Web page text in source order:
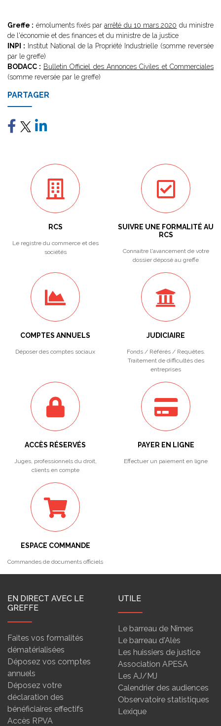
Greffe : émoluments fixés pararrêté du 10 mars 2020 du ministre
de l'économie et des finances et du ministre de la justice
INPI : Institut National de la Propriété Industrielle (somme reversée
par le greffe)
BODACC : Bulletin Officiel des Annonces Civiles et Commerciales
(somme reversée par le greffe)
PARTAGER
RCS
Le registre du commerce et des
sociétés
SUIVRE UNE FORMALITÉ AU
RCS
Connaitre l'avancement de votre
dossier déposé au greffe
COMPTES ANNUELS
Déposer des comptes sociaux
JUDICIAIRE
Fonds / Référés / Requêtes.
Traitement de difficultés des
entreprises
ACCÈS RÉSERVÉS
Juges, professionnels du droit,
clients en compte
PAYER EN LIGNE
Effectuer un paiement en ligne
ESPACE COMMANDE
Commandes de documents officiels
EN DIRECT AVEC LE
GREFFE
Faites vos formalités
dématérialisées
Déposez vos comptes
annuels
Déposez votre
déclaration des
bénéficiaires effectifs
Accès RPVA
UTILE
Le barreau de Nîmes
Le barreau d'Alès
Les huissiers de justice
Association APESA
Les AJ/MJ
Calendrier des audiences
Observatoire statistiques
Lexique